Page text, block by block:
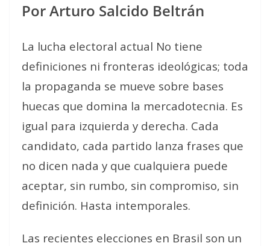
Por Arturo Salcido Beltrán
La lucha electoral actual No tiene
definiciones ni fronteras ideológicas; toda
la propaganda se mueve sobre bases
huecas que domina la mercadotecnia. Es
igual para izquierda y derecha. Cada
candidato, cada partido lanza frases que
no dicen nada y que cualquiera puede
aceptar, sin rumbo, sin compromiso, sin
definición. Hasta intemporales.
Las recientes elecciones en Brasil son un